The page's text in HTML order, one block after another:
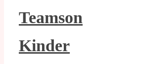
Teamson
Kinder